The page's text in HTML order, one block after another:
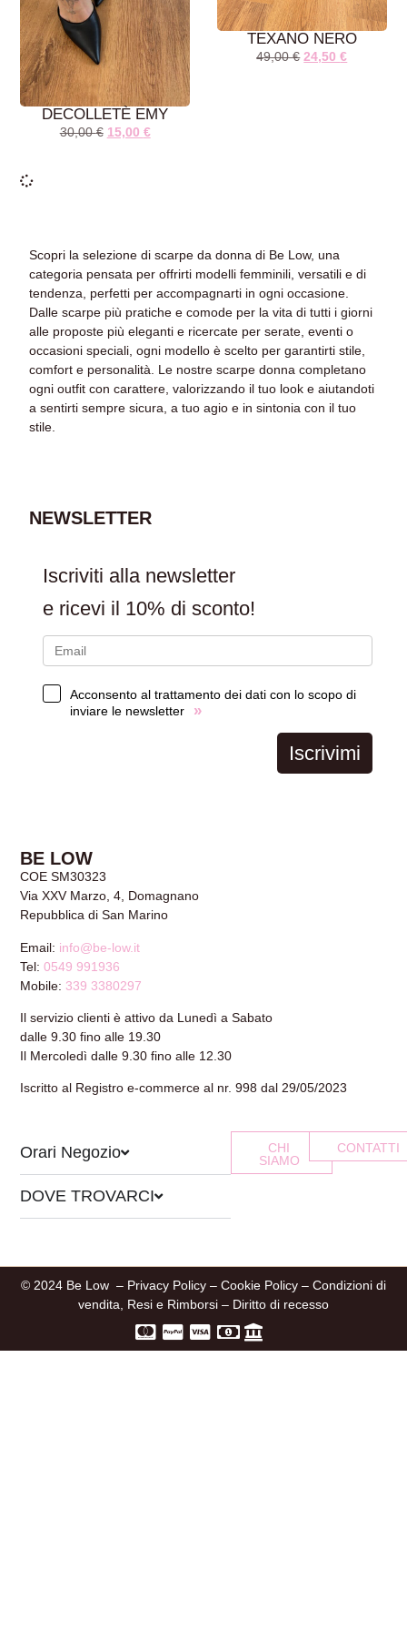
DECOLLETÈ EMY
30,00€ 15,00 €
TEXANO NERO
49,00€ 24,50€
Scopri la selezione discarpe da donna di Be Low, una
categoria pensata per offrirti modelli femminili, versatili e di
tendenza, perfetti per accompagnarti in ogni occasione.
Dalle scarpe più pratiche e comode per la vita di tutti i giorni
alle proposte più eleganti e ricercate per serate, eventi o
occasioni speciali, ogni modello è scelto per garantirti stile,
comfort e personalità. Le nostrescarpe donna completano
ogni outfit con carattere, valorizzando il tuo look e aiutandoti
a sentirti sempre sicura, a tuo agio e in sintonia con il tuo
stile.
NEWSLETTER
Iscriviti alla newsletter
e ricevi il 10% di sconto!
Acconsento al trattamento dei dati con lo scopo di
inviare le newsletter
»
Iscrivimi
BE LOW
COE SM30323
Via XXV Marzo, 4, Domagnano
Repubblica di San Marino
Email: info@be-low.it
Tel:0549 991936
Mobile: 339 3380297
Il servizio clienti è attivo da Lunedì a Sabato
dalle 9.30 fino alle 19.30
Il Mercoledì dalle 9.30 fino alle 12.30
Iscritto al Registro e-commerce al nr. 998 dal 29/05/2023
Orari Negozio
DOVE TROVARCI
CHI
SIAMO
CONTATTI
© 2024 Be Low – Privacy Policy – Cookie Policy – Condizioni di
vendita, Resi e Rimborsi – Diritto di recesso